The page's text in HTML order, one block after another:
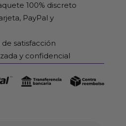
100% discreto
PayPal y
satisfacción
y confidencial